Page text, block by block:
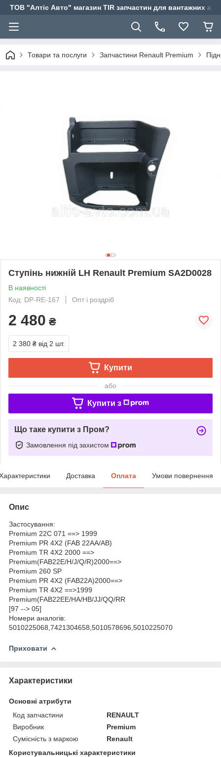
ТОВ "Алтіс Авто" магазин TIR запчастин для вантажних
Товари та послуги Запчастини Renault Premium
Ступінь нижній LH Renault Premium SA2D0028
В наявності
Код: DP-RE-167
Опт і роздріб
2 480 ₴
2 380 ₴ від 2 шт.
Купити
або
Купити з
Що таке купити з Пром?
Замовлення під захистом
Доставка Оплата Умови повернення
Опис
Застосування:
Premium 22C 071 ==> 1999
Premium PR 4X2 (FAB 22AA/AB)
Premium TR 4X2 2000 ==>
Premium(FAB22E/H/J/Q/R)2000==>
Premium 260 SP
Premium PR 4X2 (FAB22A)2000==>
Premium TR 4X2 ==>1999
Premium(FAB22EE/HA/HB/JJ/QQ/RR
[97 --> 05]
Номери аналогів:
5010225068,7421304658,5010578696,5010225070
Приховати
Характеристики
Основні атрибути
Код запчастини
RENAULT
Виробник
Premium
Сумісність з маркою
Renault
Користувальницькі характеристики